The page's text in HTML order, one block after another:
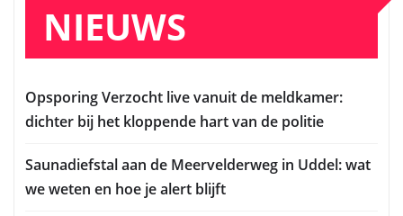
NIEUWS
Opsporing Verzocht live vanuit de meldkamer:
dichter bij het kloppende hart van de politie
Saunadiefstal aan de Meervelderweg in Uddel: wat
we weten en hoe je alert blijft